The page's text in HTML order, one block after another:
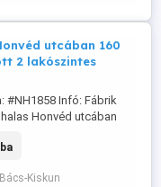
utcában 160
2 lakószintes
#NH1858 Infó: Fábrik
Honvéd utcában
Kiskunhalas
+ 60 m2 tetőtér (még
Kiskun